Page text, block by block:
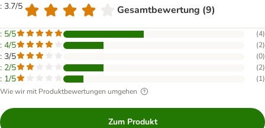
: 3.7/5 Gesamtbewertung (9)
: 5/5 (4)
: 4/5 (2)
: 3/5 (0)
: 2/5 (2)
: 1/5 (1)
Wie wir mit Produktbewertungen umgehen
Zum Produkt